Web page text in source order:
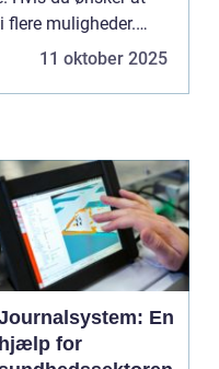
flere muligheder.
af mulighederne. Vil
11 oktober 2025
En
hjælp for